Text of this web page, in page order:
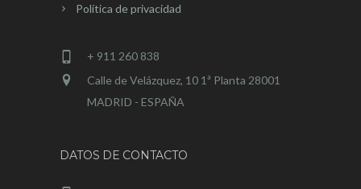
Política de privacidad
+ 911 260 838
Calle de Velázquez, 10 1ª Planta 28001
MADRID - ESPAÑA
DATOS DE CONTACTO